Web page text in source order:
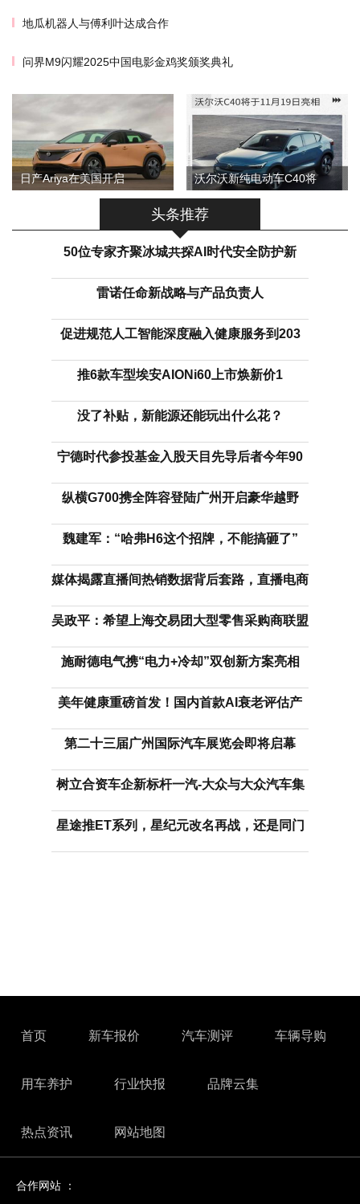
地瓜机器人与傅利叶达成合作
问界M9闪耀2025中国电影金鸡奖颁奖典礼
日产Ariya在美国开启 沃尔沃新纯电动车C40将
头条推荐
50位专家齐聚冰城共探AI时代安全防护新
雷诺任命新战略与产品负责人
促进规范人工智能深度融入健康服务到203
推6款车型埃安AIONi60上市焕新价1
没了补贴，新能源还能玩出什么花？
宁德时代参投基金入股天目先导后者今年90
纵横G700携全阵容登陆广州开启豪华越野
魏建军：“哈弗H6这个招牌，不能搞砸了”
媒体揭露直播间热销数据背后套路，直播电商
吴政平：希望上海交易团大型零售采购商联盟
施耐德电气携“电力+冷却”双创新方案亮相
美年健康重磅首发！国内首款AI衰老评估产
第二十三届广州国际汽车展览会即将启幕
树立合资车企新标杆一汽-大众与大众汽车集
星途推ET系列，星纪元改名再战，还是同门
首页 新车报价 汽车测评 车辆导购
用车养护 行业快报 品牌云集
热点资讯 网站地图
合作网站 ：